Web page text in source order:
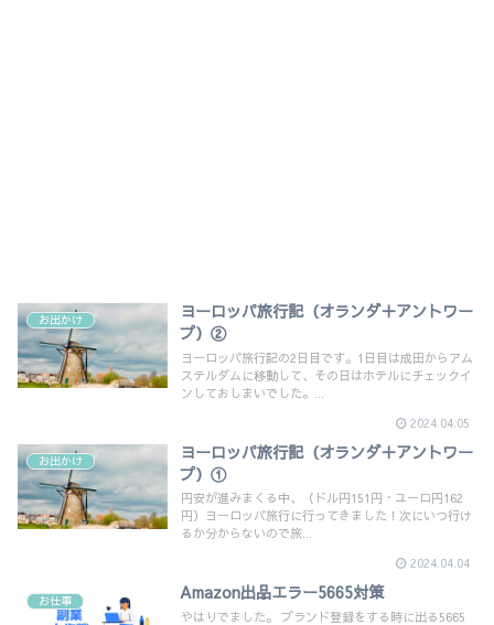
お出かけ
ヨーロッパ旅行記（オランダ＋アントワー
プ）②
ヨーロッパ旅行記の2日目です。1日目は成田からアム
ステルダムに移動して、その日はホテルにチェックイ
ンしておしまいでした。...
2024.04.05
お出かけ
ヨーロッパ旅行記（オランダ＋アントワー
プ）①
円安が進みまくる中、（ドル円151円・ユーロ円162
円）ヨーロッパ旅行に行ってきました！次にいつ行け
るか分からないので旅...
2024.04.04
お仕事 Amazon出品エラー5665対策
やはりでました。 ブランド登録をする時に出る5665